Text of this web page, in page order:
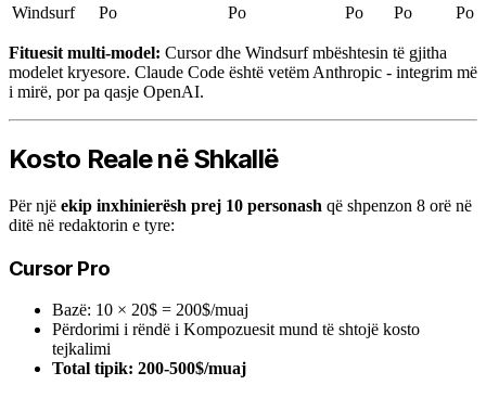
Windsurf
Po Po Po Po Po
Fituesit multi-model: Cursor dhe Windsurf mbështesin të gjitha
modelet kryesore. Claude Code është vetëm Anthropic - integrim më
i mirë, por pa qasje OpenAI.
Kosto Reale në Shkallë
Për një ekip inxhinierësh prej 10 personash që shpenzon 8 orë në
ditë në redaktorin e tyre:
Cursor Pro
Bazë: 10 × 20$ = 200$/muaj
Përdorimi i rëndë i Kompozuesit mund të shtojë kosto
tejkalimi
Total tipik: 200-500$/muaj